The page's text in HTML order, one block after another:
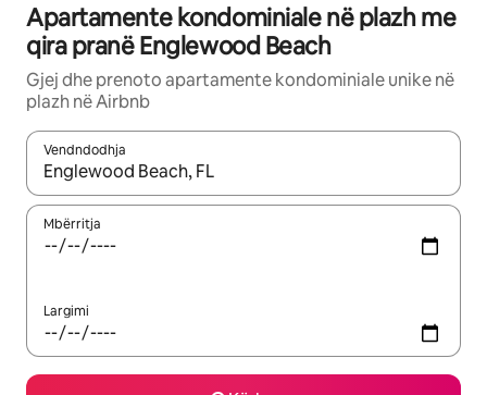
Apartamente kondominiale në plazh me
qira pranë Englewood Beach
Gjej dhe prenoto apartamente kondominiale unike në
plazh në Airbnb
Vendndodhja
Kur rezultatet të jenë të disponueshme, lëviz me butonat e
Mbërritja
Largimi